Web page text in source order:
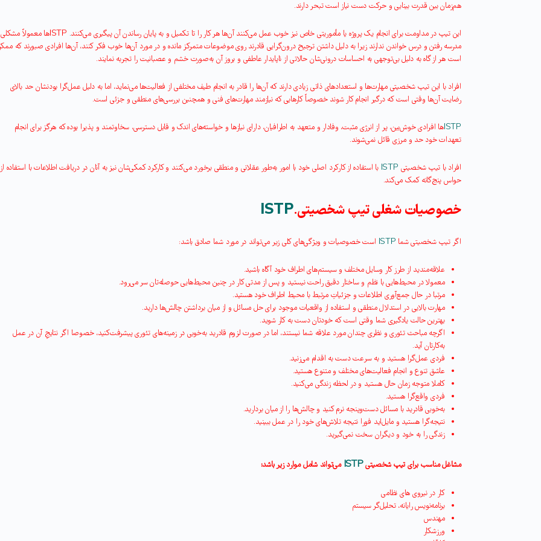
هم‌زمان بین قدرت بینایی و حرکت دست نیاز است تبحر دارند.
این تیپ در مداومت برای انجام یک پروژه یا مأموریتی خاص نیز خوب عمل می‌کنند آن‌ها هر کار را تا تکمیل و به پایان رساندن آن پیگیری می‌کنند.
ها معمولاً مشکلی
مدرسه رفتن و درس خواندن ندارند زیرا به دلیل داشتن ترجیح درون‌گرایی قادرند روی موضوعات متمرکز مانده و در مورد آن‌ها خوب فکر کنند، آن‌ها افرادی صبورند که
است هر از گاه به دلیل بی‌توجهی به احساسات درونی‌شان حالاتی از ناپایدار عاطفی و بروز آن به‌صورت خشم و عصبانیت را تجربه نمایند.
افراد با این تیپ شخصیتی مهارت‌ها و استعدادهای ذاتی زیادی دارند که آن‌ها را قادر به انجام طیف مختلفی از فعالیت‌ها می‌نماید، اما به دلیل عمل‌گرا بودنشان حد بالای
رضایت آن‌ها وقتی است که درگیر انجام کار شوند خصوصاً کارهایی که نیازمند مهارت‌های فنی و همچنین بررسی‌های منطقی و جزئی است.
ISTPها افرادی خوش‌بین، پر از انرژی مثبت، وفادار و متعهد به اطرافیان، دارای نیازها و خواسته‌های اندک و قابل ‌دسترسی، سخاوتمند و پذیرا بوده که هرگز برای انجام
تعهدات خود حد و مرزی قائل نمی‌شوند.
افراد با تیپ شخصیتی
با استفاده از کارکرد اصلی خود با امور به‌طور عقلانی و منطقی برخورد می‌کنند و کارکرد کمکی‌شان نیز به آنان در دریافت اطلاعات با استفاده از
حواس پنج‌گانه کمک می‌کند.
خصوصیات شغلی تیپ شخصیتی.
ISTP
اگر تیپ شخصیتی شما است خصوصیات و ویژگی‌های کلی زیر می‌تواند در مورد شما صادق باشد:
علاقه‌مندید از طرز کار وسایل مختلف و سیستم‌های اطراف خود آگاه باشید.
معمولا در محیط‌هایی با نظم و ساختار دقیق راحت نیستید و پس از مدتی کار در چنین محیط‌هایی حوصله‌تان سر می‌رود.
مرتبا در حال جمع‌آوری اطلاعات و جزئیاتِ مرتبط با محیط اطراف خود هستید.
مهارت بالایی در استدلال منطقی و استفاده از واقعیات موجود برای حل مسائل و از میان برداشتن چالش‌ها دارید.
بهترین حالت یادگیری شما وقتی است که خودتان دست به کار شوید.
اگرچه مباحث تئوری و نظری چندان مورد علاقه شما نیستند، اما در صورت لزوم قادرید به‌خوبی در زمینه‌های تئوری پیشرفت‌کنید، خصوصا اگر نتایجِ آن در عمل
به‌کارتان آید.
فردی عمل‌گرا هستید و به سرعت دست به اقدام می‌زنید.
عاشق تنوع و انجام فعالیت‌های مختلف و متنوع هستید.
کاملا متوجه زمان حال هستید و در لحظه زندگی می‌کنید.
فردی واقع‌گرا هستید.
به‌خوبی قادرید با مسائل دست‌وپنجه نرم کنید و چالش‌ها را از میان بردارید.
نتیجه‌گرا هستید و مایل‌اید فورا نتیجه تلاش‌های خود را در عمل ببینید.
زندگی را به خود و دیگران سخت نمی‌گیرید.
مشاغل مناسب برای تیپ شخصیتیISTP می‌تواند شامل موارد زیر باشد:
کار در نیروی های نظامی
برنامه‌نویس رایانه، تحلیل‌گر سیستم
مهندس
ورزشکار